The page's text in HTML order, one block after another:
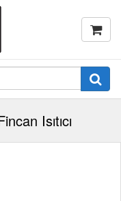
Isıtıcı